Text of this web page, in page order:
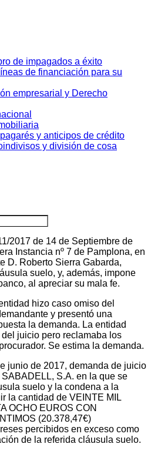
de impagados a éxito
de financiación para su
empresarial y Derecho
y anticipos de crédito
y división de cosa
2017 de 14 de Septiembre de
Instancia nº 7 de Pamplona, en
D. Roberto Sierra Gabarda,
suelo, y, además, impone
al apreciar su mala fe.
hizo caso omiso del
y presentó una
la demanda. La entidad
juicio pero reclamaba los
Se estima la demanda.
junio de 2017, demanda de juicio
S.A. en la que se
suelo y la condena a la
la cantidad de VEINTE MIL
OCHO EUROS CON
(20.378,47€)
percibidos en exceso como
de la referida cláusula suelo.